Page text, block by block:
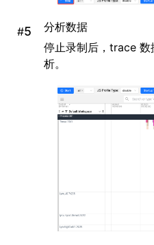
#
分析数据
停止录制后，trace 数
析。